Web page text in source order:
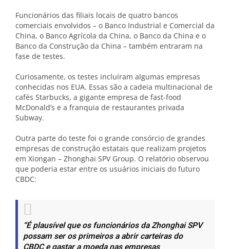
Funcionários das filiais locais de quatro bancos
comerciais envolvidos – o Banco Industrial e Comercial da
China, o Banco Agrícola da China, o Banco da China e o
Banco da Construção da China – também entraram na
fase de testes.
Curiosamente, os testes incluíram algumas empresas
conhecidas nos EUA. Essas são a cadeia multinacional de
cafés Starbucks, a gigante empresa de fast-food
McDonald’s e a franquia de restaurantes privada
Subway.
Outra parte do teste foi o grande consórcio de grandes
empresas de construção estatais que realizam projetos
em Xiongan – Zhonghai SPV Group. O relatório observou
que poderia estar entre os usuários iniciais do futuro
CBDC:
“É plausível que os funcionários da Zhonghai SPV
possam ser os primeiros a abrir carteiras do